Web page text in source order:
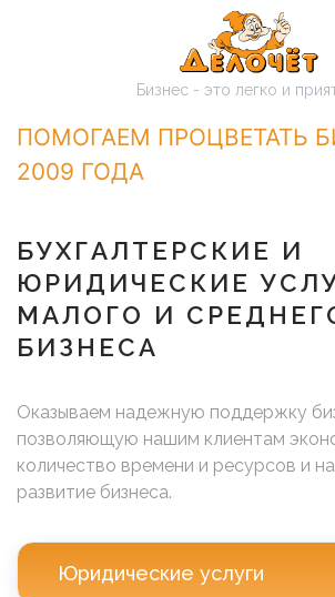
Бизнес - это легко и
ПОМОГАЕМ ПРОЦВЕТАТЬ
2009 ГОДА
БУХГАЛТЕРСКИЕ И
ЮРИДИЧЕСКИЕ
МАЛОГО И
БИЗНЕСА
Оказываем надежную поддержку
позволяющую нашим клиентам
количество времени и ресурсов и
развитие бизнеса.
Юридические услуги